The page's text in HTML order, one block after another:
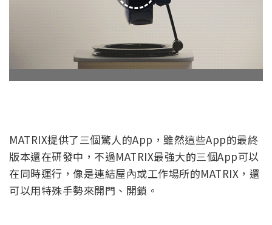
MATRIX提供了三個驚人的App，雖然這些App的最終
版本還在研發中，不過MATRIX最強大的三個App可以
在同時運行，像是連結屋內或工作場所的MATRIX，還
可以用特殊手勢來開門、開鎖。